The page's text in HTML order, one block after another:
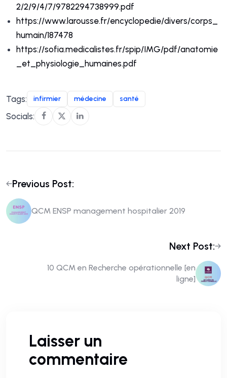
2/2/9/4/7/9782294738999.pdf
https://www.larousse.fr/encyclopedie/divers/corps_
humain/187478
https://sofia.medicalistes.fr/spip/IMG/pdf/anatomie
_et_physiologie_humaines.pdf
Tags: infirmier médecine santé
Socials:
Previous Post:
QCM ENSP management hospitalier 2019
Next Post:
10 QCM en Recherche opérationnelle [en
ligne]
Laisser un
commentaire